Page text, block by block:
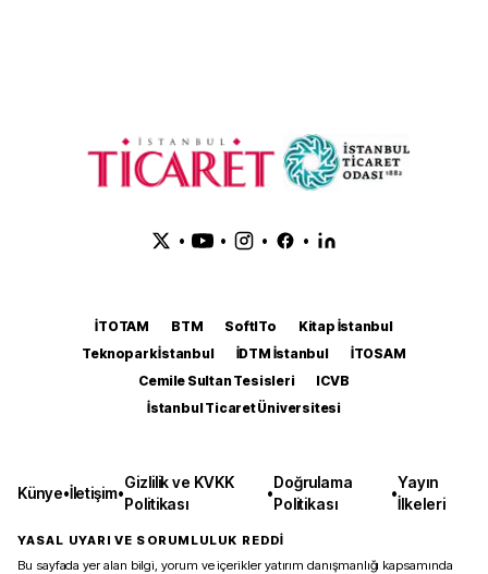
• • • •
İTOTAM BTM SoftITo
Kitap İstanbul
Teknopark İstanbul
İDTM İstanbul
İTOSAM
Cemile Sultan Tesisleri
ICVB
İstanbul Ticaret Üniversitesi
Künye•İletişim•
Gizlilik ve KVKK
Politikası
•
Doğrulama
Politikası
•
Yayın
İlkeleri
YASAL UYARI VE SORUMLULUK REDDİ
Bu sayfada yer alan bilgi, yorum ve içerikler yatırım danışmanlığı kapsamında